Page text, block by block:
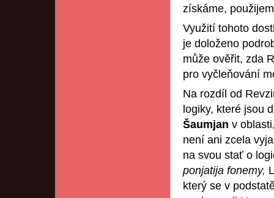
získáme,
Využití tohoto
je doloženo
může ověřit, zda
pro vyčleňování
Na rozdíl od
logiky, které jsou
Šaumjan v
není ani zcela
na svou stať o
ponjatija fonemy,
který se v